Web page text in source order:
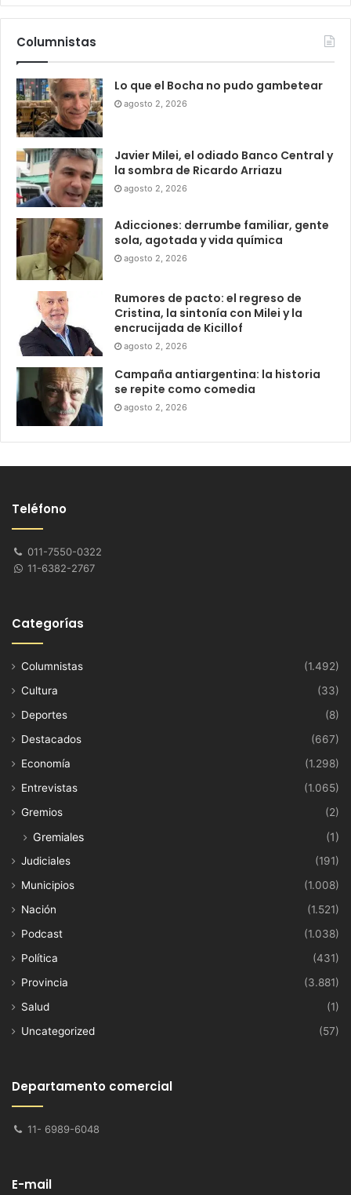
Columnistas
Lo que el Bocha no pudo gambetear
agosto 2, 2026
Javier Milei, el odiado Banco Central y
la sombra de Ricardo Arriazu
agosto 2, 2026
Adicciones: derrumbe familiar, gente
sola, agotada y vida química
agosto 2, 2026
Rumores de pacto: el regreso de
Cristina, la sintonía con Milei y la
encrucijada de Kicillof
agosto 2, 2026
Campaña antiargentina: la historia
se repite como comedia
agosto 2, 2026
Teléfono
011-7550-0322
11-6382-2767
Categorías
Columnistas
(1.492)
Cultura
(33)
Deportes
(8)
Destacados
(667)
Economía
(1.298)
Entrevistas
(1.065)
Gremios
(2)
Gremiales (1)
Judiciales
(191)
Municipios
(1.008)
Nación
(1.521)
Podcast
(1.038)
Política
(431)
Provincia
(3.881)
Salud
(1)
Uncategorized
(57)
Departamento comercial
11- 6989-6048
E-mail